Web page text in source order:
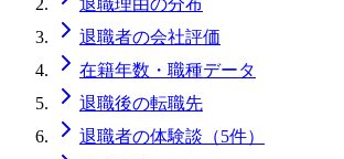
退職理由の分布
退職者の会社評価
在籍年数・職種データ
退職後の転職先
退職者の体験談（5件）